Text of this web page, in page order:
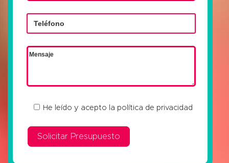
He leído y acepto la política de privacidad